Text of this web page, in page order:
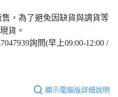
，為了避免因缺貨與調貨等
貨。
詢問(早上09:00-12:00 /
顯示電腦版詳細說明